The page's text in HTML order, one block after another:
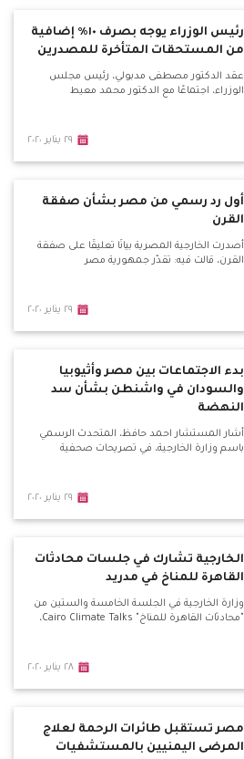
رئيس الوزراء يوجه بصرف ١٠٪ إضافية
من المستحقات المتأخرة للمصدرين
عقد الدكتور مصطفى مدبولي، رئيس مجلس
الوزراء، اجتماعًا مع الدكتور محمد معيط
٢٩ يناير ٢٠٢٠
أول رد رسمي من مصر بشأن صفقة
القرن
أصدرت الخارجية المصرية بيانًا تعليقًا على صفقة
القرن، قالت فيه: تقدّر جمهورية مصر
٢٩ يناير ٢٠٢٠
بدء الاجتماعات بين مصر وأثيوبيا
والسودان في واشنطن بشأن سد
النهضة
أشار المستشار احمد حافظ، المتحدث الرسمي
باسم وزارة الخارجية، في تصريحات صحفية
٢٩ يناير ٢٠٢٠
الخارجية تشارك في جلسات محادثات
القاهرة للمناخ في مدريد
وزارة الخارجية في الجلسة الخامسة والستين من
"محادثات القاهرة للمناخ" Cairo Climate Talks،
٢٨ يناير ٢٠٢٠
مصر تستقبل طائرات الرحمة لعلاج
المرضى اليمنيين بالمستشفيات